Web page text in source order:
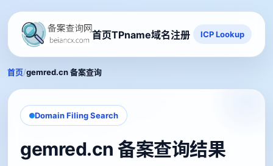
首页TPname域名注册 ICP Lookup
首页/gemred.cn 备案查询
Domain Filing Search
gemred.cn 备案查询结果